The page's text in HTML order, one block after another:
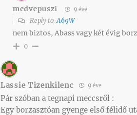
medvepuszi 9 éve
Reply toA69W
nem biztos, Abass vagy két évig
0
Lassie Tizenkilenc 9 éve
Pár szóban a tegnapi meccsről :
Egy borzasztóan gyenge első félidő